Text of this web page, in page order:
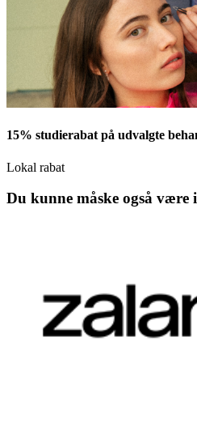
15% studierabat på udvalgte
Lokal rabat
Du kunne måske også være